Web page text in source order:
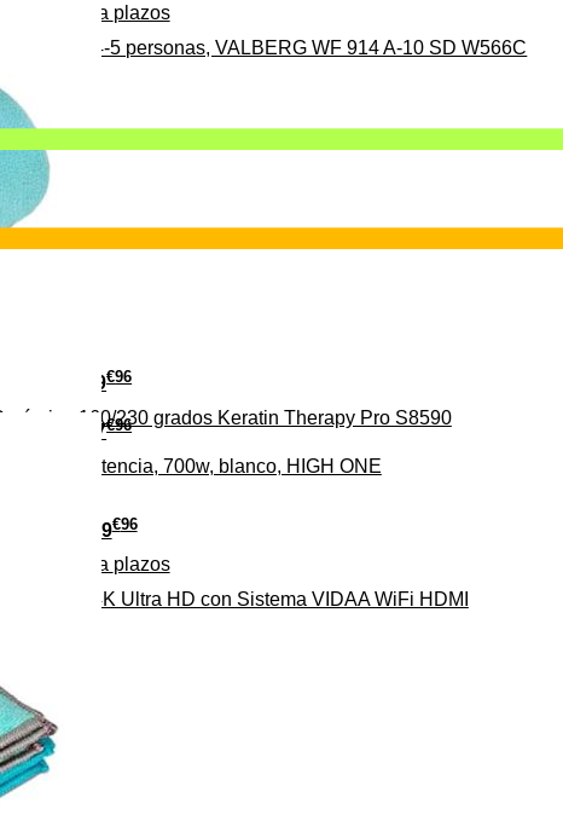
Pago a plazos
para 4-5 personas, VALBERG WF 914 A-10 SD W566C
37€96
de potencia, 700w, blanco, HIGH ONE
29€96
160/230 grados Keratin Therapy Pro S8590
279€96
Pago a plazos
EL 4K Ultra HD con Sistema VIDAA WiFi HDMI